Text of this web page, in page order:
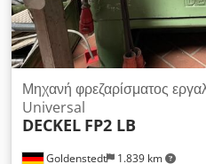
Goldenstedt 1.839 km
Μηχανή φρεζαρίσματος
Universal
DECKEL FP2 LB